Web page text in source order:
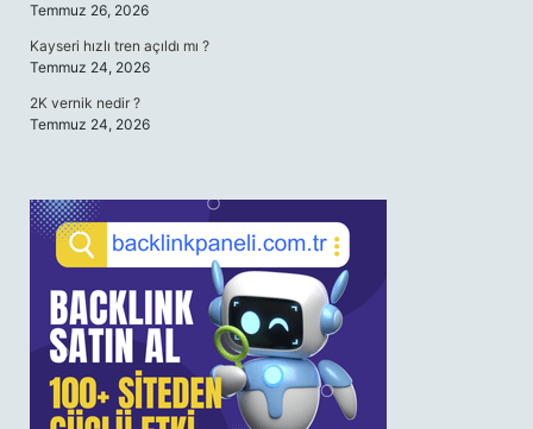
Temmuz 26, 2026
Kayseri hızlı tren açıldı mı ?
Temmuz 24, 2026
2K vernik nedir ?
Temmuz 24, 2026